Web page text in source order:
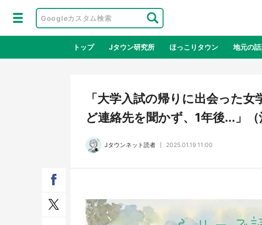
トップ Jタウン研究所 ほっこりタウン 地元の話
地域×二次元 絶景
鳥取・境港「ゲゲゲの妖怪楽園」限定
だった鬼太郎グッズ買える 銀座・博
品館TOY PARKへ急げ【8／8～31】
ラプラス・ダー
が生産されてま
「大学入試の帰りに出会った
ど連絡先を聞かず、1年後...」（
Jタウンネット読者 2025.01.19 11:00